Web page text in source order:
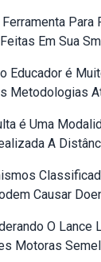
Para
Em Sua
Educador é
Metodologias
é Uma
A
Causar
O Lance
Motoras